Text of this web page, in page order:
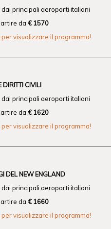
principali aeroporti italiani
da € 1570
per visualizzare il programma!
DIRITTI CIVILI
principali aeroporti italiani
da € 1620
per visualizzare il programma!
DEL NEW ENGLAND
principali aeroporti italiani
da € 1660
per visualizzare il programma!